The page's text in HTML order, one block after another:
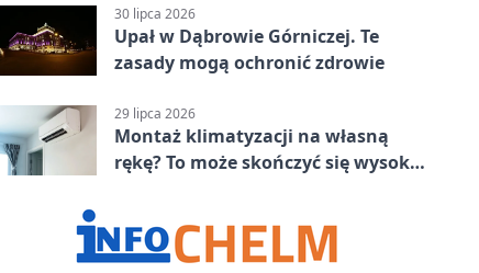
30 lipca 2026
Upał w Dąbrowie Górniczej. Te
zasady mogą ochronić zdrowie
29 lipca 2026
Montaż klimatyzacji na własną
rękę? To może skończyć się wysoką